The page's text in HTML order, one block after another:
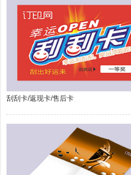
刮刮卡/返现卡/售后卡